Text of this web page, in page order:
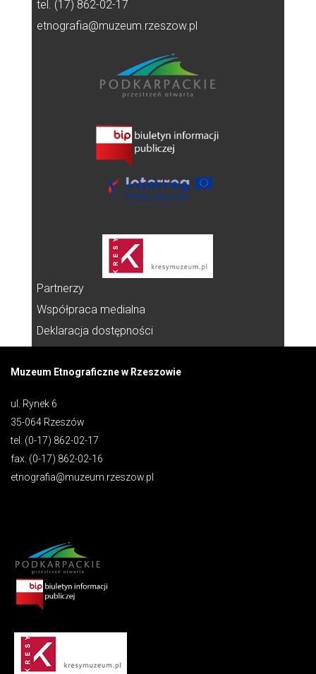
tel. (17) 862-02-17
etnografia@muzeum.rzeszow.pl
Partnerzy
Współpraca medialna
Deklaracja dostępności
Muzeum Etnograficzne w Rzeszowie
ul. Rynek 6
35-064 Rzeszów
tel. (0-17) 862-02-17
fax. (0-17) 862-02-16
etnografia@muzeum.rzeszow.pl